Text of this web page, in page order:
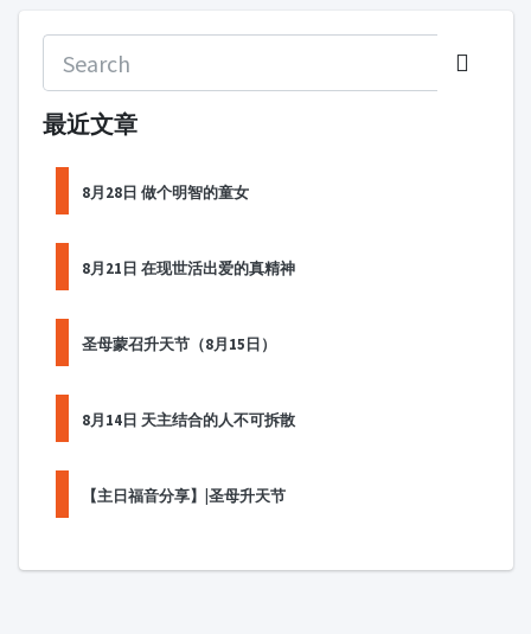
最近文章
8月28日 做个明智的童女
8月21日 在现世活出爱的真精神
圣母蒙召升天节（8月15日）
8月14日 天主结合的人不可拆散
【主日福音分享】|圣母升天节